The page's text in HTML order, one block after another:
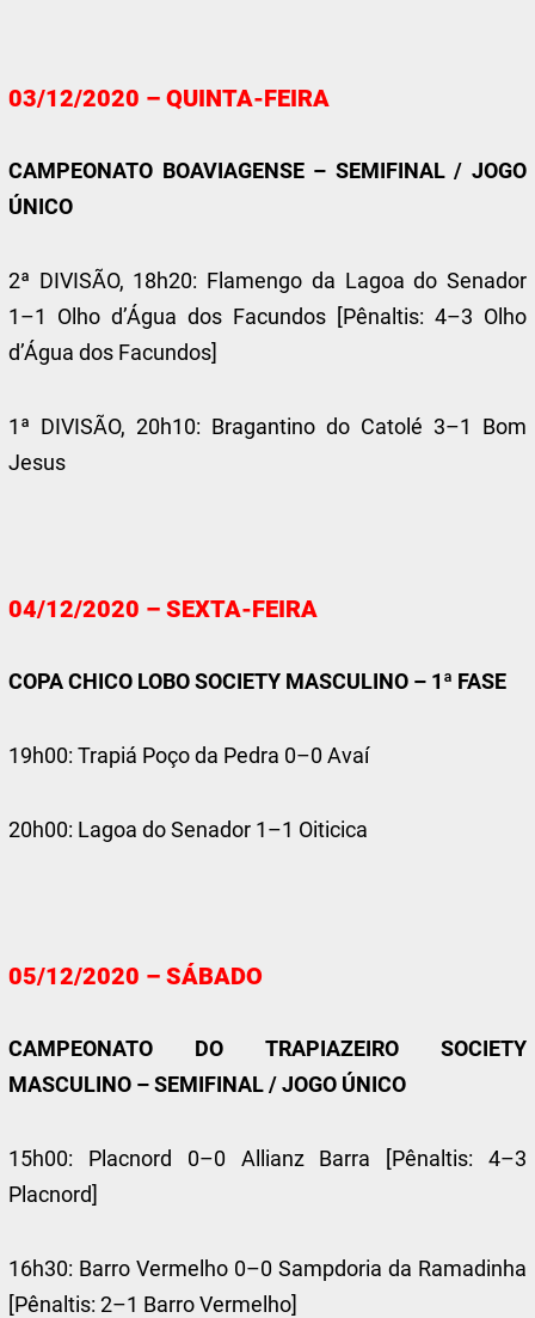
03/12/2020 – QUINTA-FEIRA
CAMPEONATO BOAVIAGENSE – SEMIFINAL / JOGO
ÚNICO
2ª DIVISÃO, 18h20: Flamengo da Lagoa do Senador
1–1 Olho d’Água dos Facundos [Pênaltis: 4–3 Olho
d’Água dos Facundos]
1ª DIVISÃO, 20h10: Bragantino do Catolé 3–1 Bom
Jesus
04/12/2020 – SEXTA-FEIRA
COPA CHICO LOBO SOCIETY MASCULINO – 1ª FASE
19h00: Trapiá Poço da Pedra 0–0 Avaí
20h00: Lagoa do Senador 1–1 Oiticica
05/12/2020 – SÁBADO
CAMPEONATO DO TRAPIAZEIRO SOCIETY
MASCULINO – SEMIFINAL / JOGO ÚNICO
15h00: Placnord 0–0 Allianz Barra [Pênaltis: 4–3
Placnord]
16h30: Barro Vermelho 0–0 Sampdoria da Ramadinha
[Pênaltis: 2–1 Barro Vermelho]